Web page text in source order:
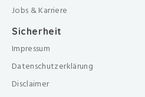
Jobs & Karriere
Sicherheit
Impressum
Datenschutzerklärung
Disclaimer